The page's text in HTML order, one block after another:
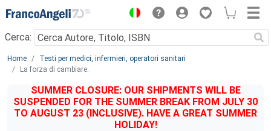
Menu
Cerca:
Main content
Home
Testi per medici, infermieri, operatori sanitari
La forza di cambiare.
SUMMER CLOSURE: OUR SHIPMENTS WILL BE
SUSPENDED FOR THE SUMMER BREAK FROM JULY 30
TO AUGUST 23 (INCLUSIVE). HAVE A GREAT SUMMER
HOLIDAY!